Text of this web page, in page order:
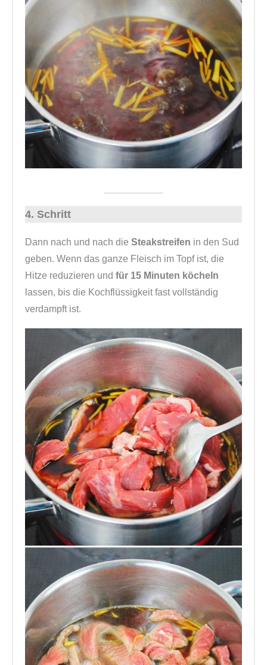
4. Schritt
Dann nach und nach die Steakstreifen in den Sud
geben. Wenn das ganze Fleisch im Topf ist, die
Hitze reduzieren und für 15 Minuten köcheln
lassen, bis die Kochflüssigkeit fast vollständig
verdampft ist.